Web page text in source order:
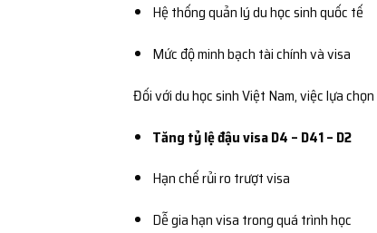
Hệ thống quản lý du học sinh quốc tế
Mức độ minh bạch tài chính và visa
Đối với du học sinh Việt Nam, việc lựa chọn
Tăng tỷ lệ đậu visa D4 – D41 – D2
Hạn chế rủi ro trượt visa
Dễ gia hạn visa trong quá trình học